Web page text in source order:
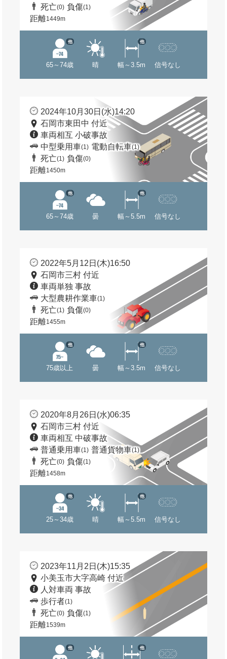
死亡(0) 負傷(1)
距離1449m
65～74歳
他
晴 幅～3.5m
他
信号なし
2024年10月30日(水)14:20
石岡市東田中 付近
車両相互 小破事故
中型乗用車(1) 電動自転車(1)
死亡(1) 負傷(0)
距離1450m
65～74歳
他
曇 幅～5.5m
他
信号なし
2022年5月12日(木)16:50
石岡市三村 付近
車両単独 事故
大型農耕作業車(1)
死亡(1) 負傷(0)
距離1455m
75歳以上
他
曇 幅～3.5m
他
信号なし
2020年8月26日(水)06:35
石岡市三村 付近
車両相互 中破事故
普通乗用車(1) 普通貨物車(1)
死亡(0) 負傷(1)
距離1458m
25～34歳
他
晴 幅～5.5m
他
信号なし
2023年11月2日(木)15:35
小美玉市大字高崎 付近
人対車両 事故
歩行者(1)
死亡(0) 負傷(1)
距離1539m
他 他